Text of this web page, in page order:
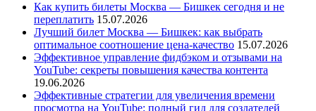
Как купить билеты Москва — Бишкек сегодня и не
переплатить 15.07.2026
Лучший билет Москва — Бишкек: как выбрать
оптимальное соотношение цена-качество 15.07.2026
Эффективное управление фидбэком и отзывами на
YouTube: секреты повышения качества контента
19.06.2026
Эффективные стратегии для увеличения времени
просмотра на YouTube: полный гид для создателей